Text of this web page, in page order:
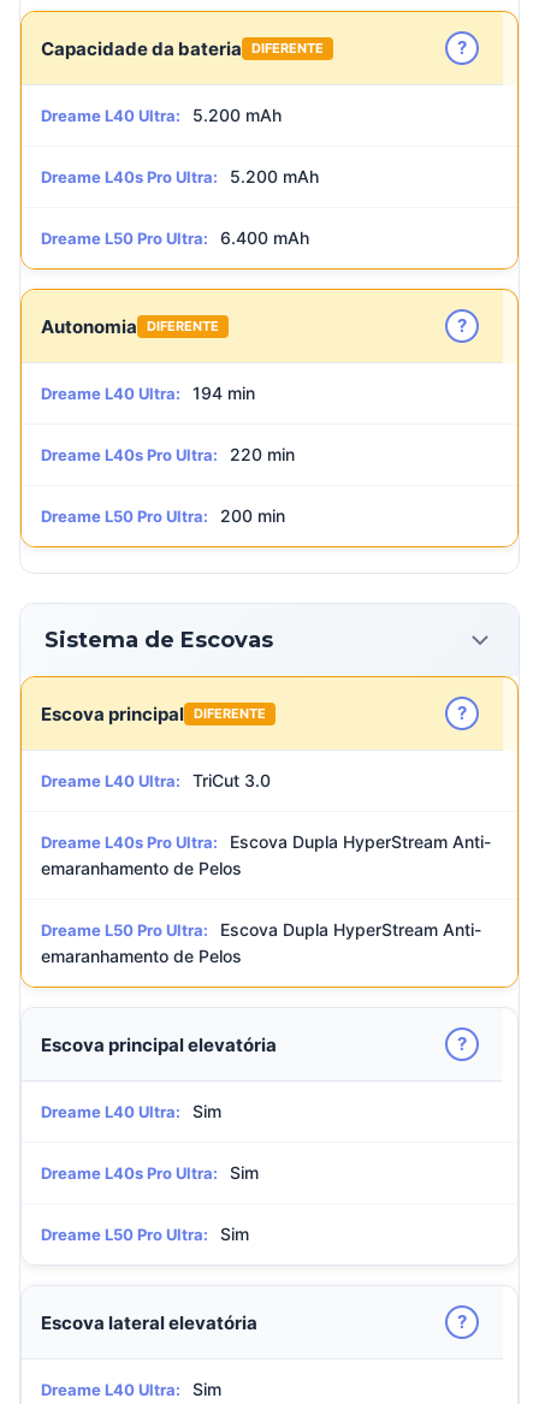
Capacidade da bateria DIFERENTE ?
Dreame L40 Ultra: 5.200 mAh
Dreame L40s Pro Ultra: 5.200 mAh
Dreame L50 Pro Ultra: 6.400 mAh
Autonomia DIFERENTE ?
Dreame L40 Ultra: 194 min
Dreame L40s Pro Ultra: 220 min
Dreame L50 Pro Ultra: 200 min
Sistema de Escovas
Escova principal DIFERENTE ?
Dreame L40 Ultra: TriCut 3.0
Dreame L40s Pro Ultra:
Escova Dupla HyperStream Anti-
emaranhamento de Pelos
Dreame L50 Pro Ultra:
Escova Dupla HyperStream Anti-
emaranhamento de Pelos
Escova principal elevatória ?
Dreame L40 Ultra: Sim
Dreame L40s Pro Ultra: Sim
Dreame L50 Pro Ultra: Sim
Escova lateral elevatória ?
Dreame L40 Ultra: Sim